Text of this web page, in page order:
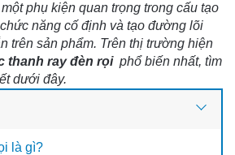
phụ kiện quan trọng trong cấu tạo
năng cố định và tạo đường lõi
trên sản phẩm. Trên thị trường hiện
thanh ray đèn rọi phổ biến nhất, tìm
dưới đây.
là gì?